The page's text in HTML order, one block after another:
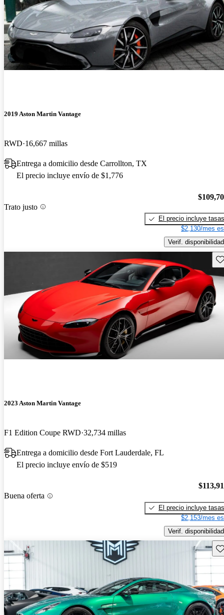
2019 Aston Martin Vantage
RWD 16,667 millas
Entrega a domicilio desde Carrollton, TX
El precio incluye envío de $1,776
Trato justo
El precio incluye tasas
$2,130/mes
Verif. disponibilidad
2023 Aston Martin Vantage
F1 Edition Coupe RWD 32,734 millas
Entrega a domicilio desde Fort Lauderdale, FL
El precio incluye envío de $519
Buena oferta
El precio incluye tasas
$2,153/mes
Verif. disponibilidad